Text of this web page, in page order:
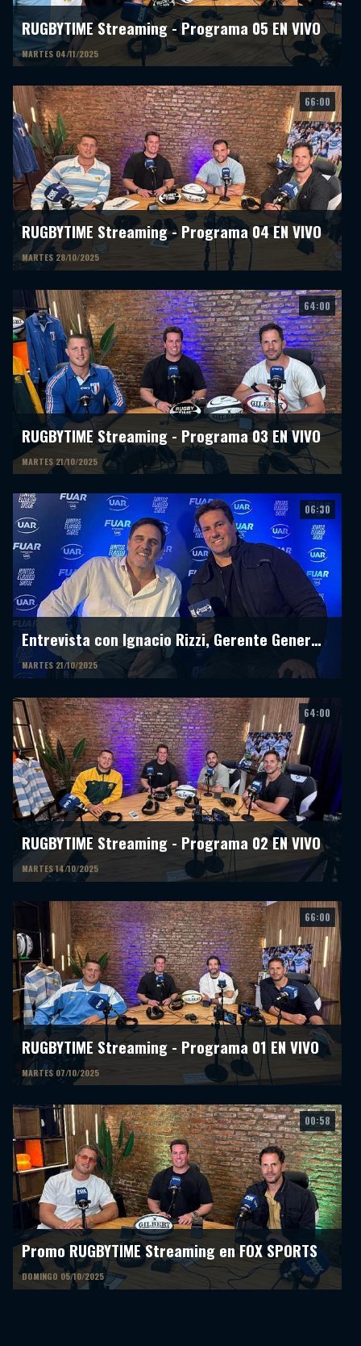
RUGBYTIME Streaming - Programa 05 EN VIVO
MARTES 04/11/2025
66:00
RUGBYTIME Streaming - Programa 04 EN VIVO
MARTES 28/10/2025
64:00
RUGBYTIME Streaming - Programa 03 EN VIVO
MARTES 21/10/2025
06:30
Entrevista con Ignacio Rizzi, Gerente General de la FUAR
MARTES 21/10/2025
64:00
RUGBYTIME Streaming - Programa 02 EN VIVO
MARTES 14/10/2025
66:00
RUGBYTIME Streaming - Programa 01 EN VIVO
MARTES 07/10/2025
00:58
Promo RUGBYTIME Streaming en FOX SPORTS
DOMINGO 05/10/2025